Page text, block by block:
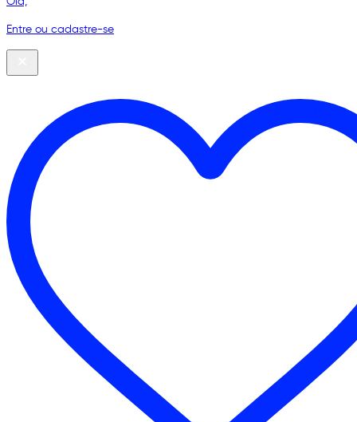
Entre ou cadastre-se